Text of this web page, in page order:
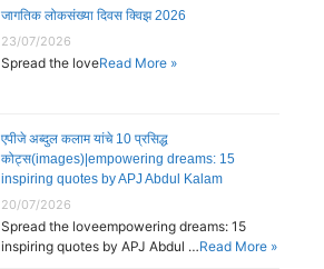
जागतिक लोकसंख्या दिवस क्विझ 2026
23/07/2026
Spread the loveRead More »
एपीजे अब्दुल कलाम यांचे 10 प्रसिद्ध
कोट्स(images)|empowering dreams: 15
inspiring quotes by APJ Abdul Kalam
20/07/2026
Spread the loveempowering dreams: 15
inspiring quotes by APJ Abdul …Read More »